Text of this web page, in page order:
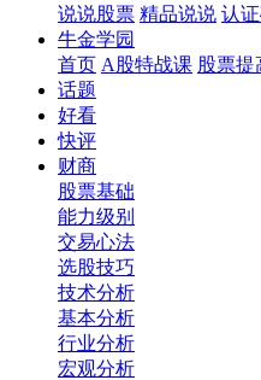
说说股票 精品说说 认
牛金学园
首页 A股特战课 股票提
话题
好看
快评
财商
股票基础
能力级别
交易心法
选股技巧
技术分析
基本分析
行业分析
宏观分析